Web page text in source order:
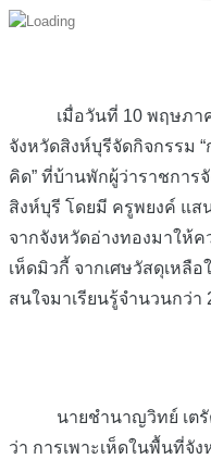
เมื่อวันที่ 10 พฤษภาค
จังหวัดสิงห์บุรีจัดกิจกรรม
คิด” ที่บ้านพักผู้ว่าราชการ
สิงห์บุรี โดยมี ครูพยงค์ แส
จากจังหวัดอ่างทองมาให้ค
เห็ดมิวกี้ จากเศษวัสดุเหลื
สนใจมาเรียนรู้จำนวนกว่า
นายชำนาญวิทย์ เตรัต
ว่า การเพาะเห็ดในพื้นที่จั